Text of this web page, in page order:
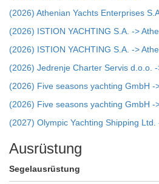
(2026) Athenian Yachts Enterprises
(2026) ISTION YACHTING S.A. ->
(2026) ISTION YACHTING S.A. ->
(2026) Jedrenje Charter Servis d.o.o. -
(2026) Five seasons yachting GmbH -
(2026) Five seasons yachting GmbH -
(2027) Olympic Yachting Shipping Ltd.
Ausrüstung
Segelausrüstung